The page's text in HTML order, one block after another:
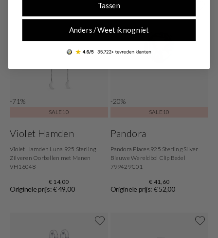
-71%
SALE10
Violet Hamden
Violet Hamden Luna 925 Sterling
Zilveren Oorbellen met Manen
VH16048
€ 14,00
Originele prijs: € 49,00
-20%
SALE10
Pandora
Pandora Places 925 Sterling Silver
Blauwe Wereldbol Clip Bedel
799429C01
€ 41,60
Originele prijs: € 52,00
Tassen
Anders / Weet ik nog niet